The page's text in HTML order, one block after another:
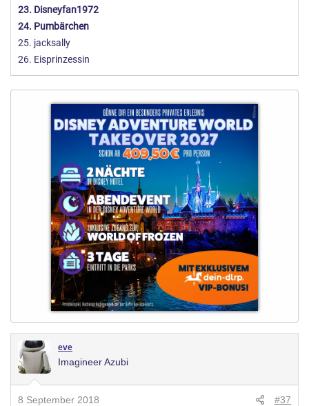
23. Disneyfan1972
24. Pumbärchen
25. jacksally
26. Eisprinzessin
eve
Imagineer Azubi
8 September 2018 #37